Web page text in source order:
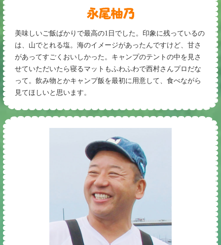
美味しいご飯ばかりで最高の1日でした。印象に残っているの
は、山でとれる塩。海のイメージがあったんですけど、甘さ
があってすごくおいしかった。キャンプのテントの中を見さ
せていただいたら寝るマットもふわふわで西村さんプロだな
って。飲み物とかキャンプ飯を最初に用意して、食べながら
見てほしいと思います。